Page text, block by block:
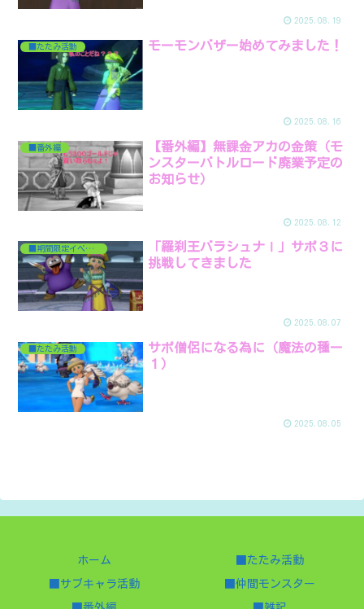
2025.08.19
■たたみ活動 モーモンバザー始めてみました！
2025.08.16
■番外編
【番外編】無課金アカの金策（モ
ンスターバトルロード廃業予定の
お知らせ）
2025.08.12
■期間限定イベント
「羅刹王バラシュナⅠ」サポ３に
挑戦してきました
2025.08.07
■たたみ活動
サポ僧侶になる為に（魔法の種ー
１）
2025.08.05
ホーム ■たたみ活動
■サブキャラ活動 ■仲間モンスター